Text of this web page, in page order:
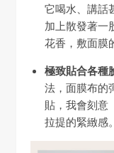
它喝水、講話
加上散發著一
花香，敷面膜
極致貼合各種
法，面膜布的
貼，我會刻意
拉提的緊緻感。